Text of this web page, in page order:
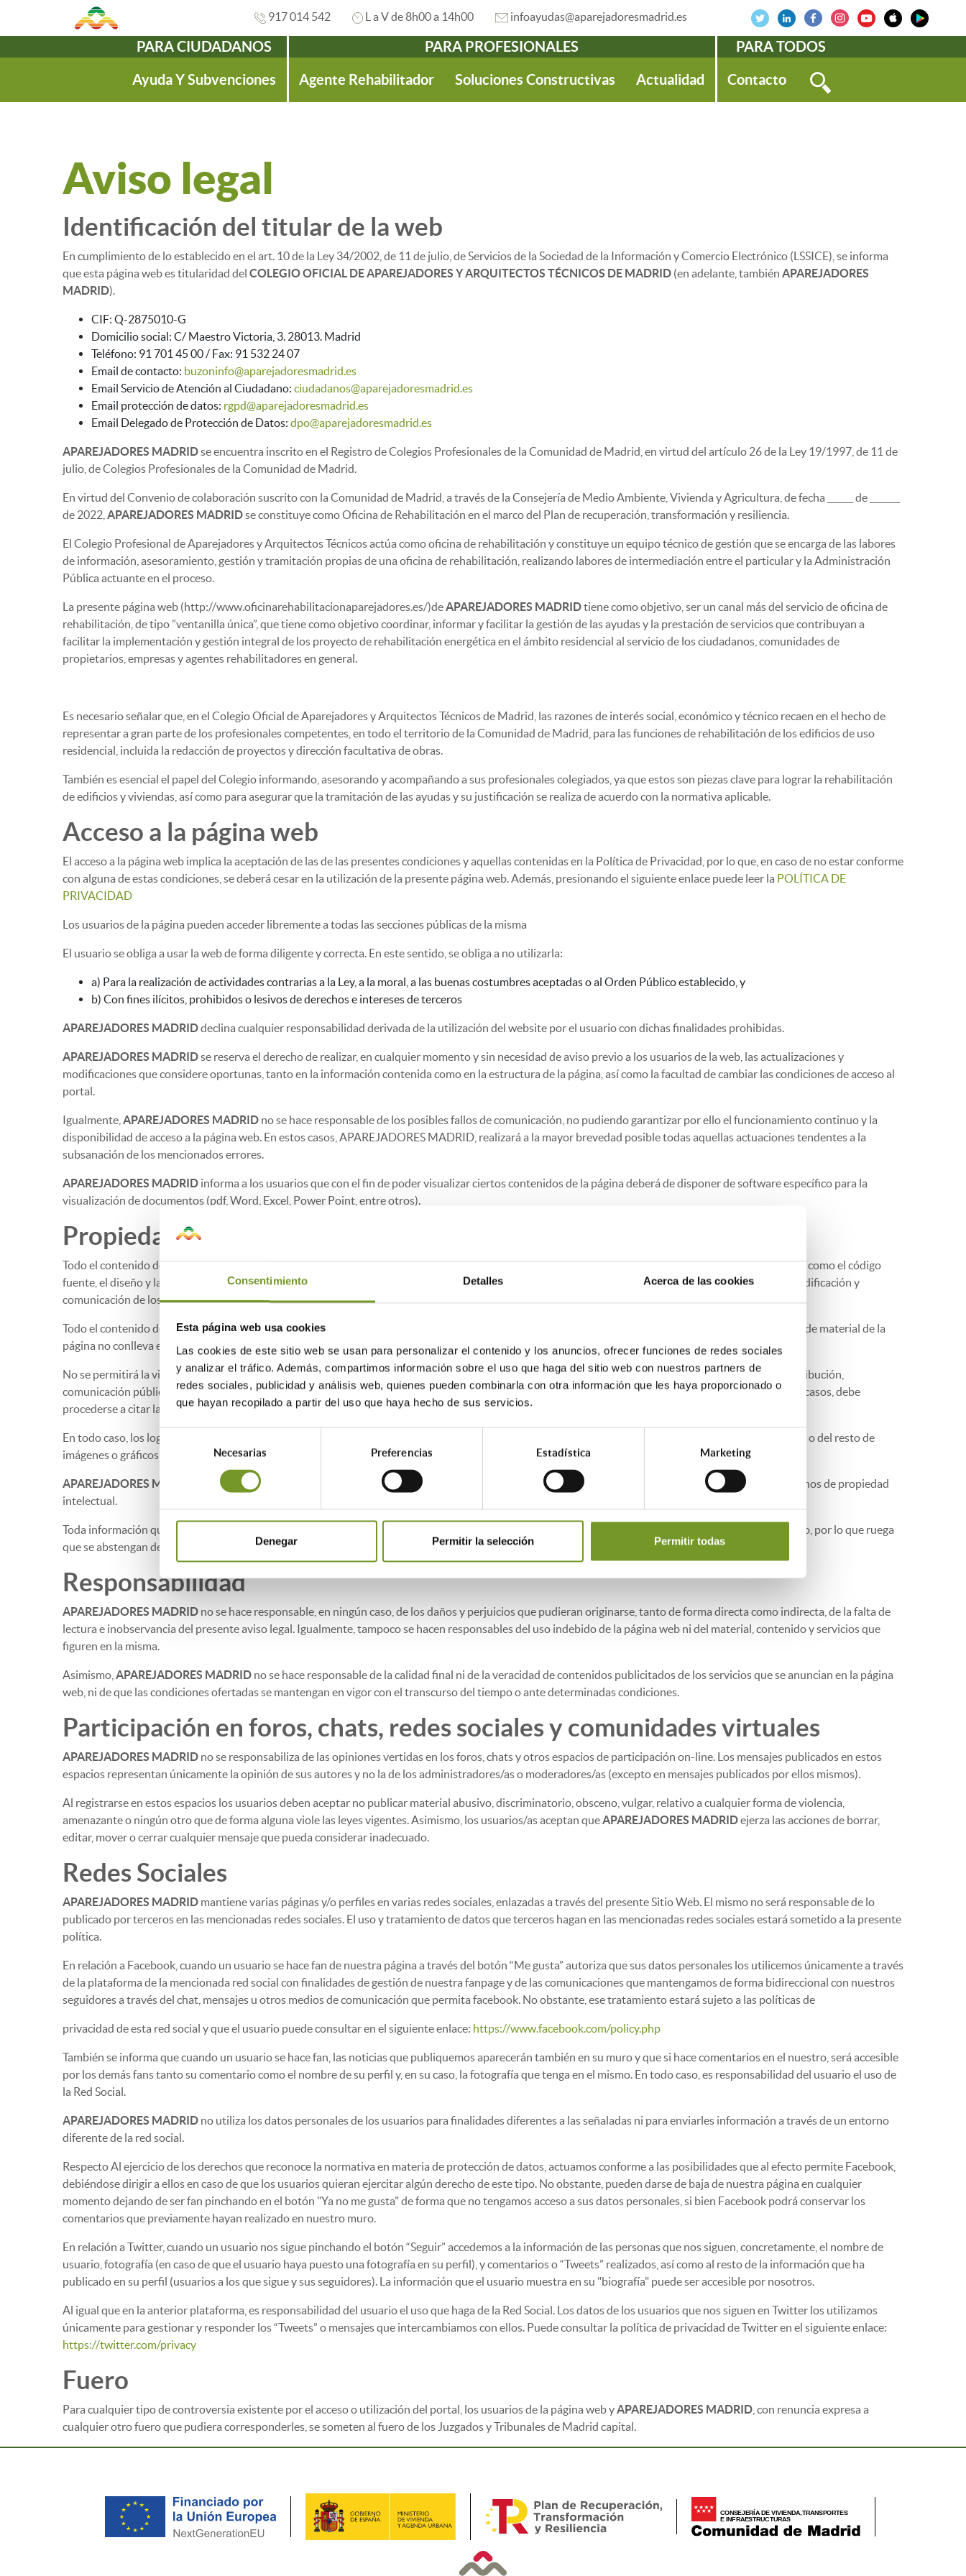
Consentimiento Detalles Acerca de las cookies
Esta página web usa cookies
Las cookies de este sitio web se usan para personalizar el contenido y los anuncios, ofrecer funciones de redes sociales
y analizar el tráfico. Además, compartimos información sobre el uso que haga del sitio web con nuestros partners de
redes sociales, publicidad y análisis web, quienes pueden combinarla con otra información que les haya proporcionado o
que hayan recopilado a partir del uso que haya hecho de sus servicios.
Selección
consentimiento
Necesarias Preferencias Estadística Marketing
Denegar Permitir la selección Permitir todas
917 014 542 L a V de 8h00 a 14h00 infoayudas@aparejadoresmadrid.es
Navegación
PARA CIUDADANOS
Ayuda Y Subvenciones
PARA PROFESIONALES
Agente Rehabilitador
Soluciones Constructivas Actualidad
PARA TODOS
Contacto
Aviso legal
Identificación del titular de la web
En cumplimiento de lo establecido en el art. 10 de la Ley 34/2002, de 11 de julio, de Servicios de la Sociedad de la Información y Comercio Electrónico (LSSICE), se informa
que esta página web es titularidad del COLEGIO OFICIAL DE APAREJADORES Y ARQUITECTOS TÉCNICOS DE MADRID (en adelante, también APAREJADORES
MADRID).
CIF: Q-2875010-G
Domicilio social: C/ Maestro Victoria, 3. 28013. Madrid
Teléfono: 91 701 45 00 / Fax: 91 532 24 07
Email de contacto: buzoninfo@aparejadoresmadrid.es
Email Servicio de Atención al Ciudadano: ciudadanos@aparejadoresmadrid.es
Email protección de datos: rgpd@aparejadoresmadrid.es
Email Delegado de Protección de Datos: dpo@aparejadoresmadrid.es
APAREJADORES MADRIDse encuentra inscrito en el Registro de Colegios Profesionales de la Comunidad de Madrid, en virtud del artículo 26 de la Ley 19/1997, de 11 de
julio, de Colegios Profesionales de la Comunidad de Madrid.
En virtud del Convenio de colaboración suscrito con la Comunidad de Madrid, a través de la Consejería de Medio Ambiente, Vivienda y Agricultura, de fecha ______ de _______
de 2022, APAREJADORES MADRIDse constituye como Oficina de Rehabilitación en el marco del Plan de recuperación, transformación y resiliencia.
El Colegio Profesional de Aparejadores y Arquitectos Técnicos actúa como oficina de rehabilitación y constituye un equipo técnico de gestión que se encarga de las labores
de información, asesoramiento, gestión y tramitación propias de una oficina de rehabilitación, realizando labores de intermediación entre el particular y la Administración
Pública actuante en el proceso.
La presente página web (http://www.oficinarehabilitacionaparejadores.es/)deAPAREJADORES MADRIDtiene como objetivo, ser un canal más del servicio de oficina de
rehabilitación, de tipo ”ventanilla única”, que tiene como objetivo coordinar, informar y facilitar la gestión de las ayudas y la prestación de servicios que contribuyan a
facilitar la implementación y gestión integral de los proyecto de rehabilitación energética en el ámbito residencial al servicio de los ciudadanos, comunidades de
propietarios, empresas y agentes rehabilitadores en general.
Es necesario señalar que, en el Colegio Oficial de Aparejadores y Arquitectos Técnicos de Madrid, las razones de interés social, económico y técnico recaen en el hecho de
representar a gran parte de los profesionales competentes, en todo el territorio de la Comunidad de Madrid, para las funciones de rehabilitación de los edificios de uso
residencial, incluida la redacción de proyectos y dirección facultativa de obras.
También es esencial el papel del Colegio informando, asesorando y acompañando a sus profesionales colegiados, ya que estos son piezas clave para lograr la rehabilitación
de edificios y viviendas, así como para asegurar que la tramitación de las ayudas y su justificación se realiza de acuerdo con la normativa aplicable.
Acceso a la página web
El acceso a la página web implica la aceptación de las de las presentes condiciones y aquellas contenidas en la Política de Privacidad, por lo que, en caso de no estar conforme
con alguna de estas condiciones, se deberá cesar en la utilización de la presente página web. Además, presionando el siguiente enlace puede leer la POLÍTICA DE
PRIVACIDAD
Los usuarios de la página pueden acceder libremente a todas las secciones públicas de la misma
El usuario se obliga a usar la web de forma diligente y correcta. En este sentido, se obliga a no utilizarla:
a) Para la realización de actividades contrarias a la Ley, a la moral, a las buenas costumbres aceptadas o al Orden Público establecido, y
b) Con fines ilícitos, prohibidos o lesivos de derechos e intereses de terceros
APAREJADORES MADRIDdeclina cualquier responsabilidad derivada de la utilización del website por el usuario con dichas finalidades prohibidas.
APAREJADORES MADRIDse reserva el derecho de realizar, en cualquier momento y sin necesidad de aviso previo a los usuarios de la web, las actualizaciones y
modificaciones que considere oportunas, tanto en la información contenida como en la estructura de la página, así como la facultad de cambiar las condiciones de acceso al
portal.
Igualmente, APAREJADORES MADRID no se hace responsable de los posibles fallos de comunicación, no pudiendo garantizar por ello el funcionamiento continuo y la
disponibilidad de acceso a la página web. En estos casos, APAREJADORES MADRID, realizará a la mayor brevedad posible todas aquellas actuaciones tendentes a la
subsanación de los mencionados errores.
APAREJADORES MADRID informa a los usuarios que con el fin de poder visualizar ciertos contenidos de la página deberá de disponer de software específico para la
visualización de documentos (pdf, Word, Excel, Power Point, entre otros).
Propiedad Intelectual
Todo el contenido de la presente página, incluyendo sus imágenes, gráficos, texto, y todo tipo de datos, son propiedad deAPAREJADORES MADRID, así como el código
fuente, el diseño y la estructura de la página.APAREJADORES MADRID
tiene en exclusiva el ejercicio de los derechos de reproducción, distribución, modificación y
comunicación de los mismos, así como todos los derechos de explotación en cualquiera de sus formas.
Todo el contenido de la página se encuentra protegido por la normativa en materia de propiedad intelectual e industrial, y la posible consulta o descarga de material de la
página no conlleva en ningún caso la cesión de ningún tipo de derecho sobre la propiedad intelectual o industrial del citado material o contenido.
No se permitirá la visualización, descarga e impresión de los contenidos de la página web si se realiza con fines publicitarios o comerciales, o para su distribución,
comunicación pública o modificación y, en general, en los casos en los que dichos actos sean incompatibles con los fines de esta página. En el resto de los casos, debe
procederse a citar la fuente.
En todo caso, los logos, gráficos, imágenes, iconos, etc. que formen parte de la página web, no se podrán utilizar por separado del texto al que acompañen o del resto de
imágenes o gráficos del que formen parte.
APAREJADORES MADRID
se reserva la posibilidad de ejercer las acciones legales que correspondan contra los usuarios que violen o infrinjan los derechos de propiedad
intelectual.
Toda información que los usuarios de la página web puedan facilitar como sugerencias, propuestas, etc., se consideran recibidas y cedidas a título gratuito, por lo que ruega
que se abstengan de enviar toda aquella información que no tenga el citado carácter.
Responsabilidad
APAREJADORES MADRID no se hace responsable, en ningún caso, de los daños y perjuicios que pudieran originarse, tanto de forma directa como indirecta, de la falta de
lectura e inobservancia del presente aviso legal. Igualmente, tampoco se hacen responsables del uso indebido de la página web ni del material, contenido y servicios que
figuren en la misma.
Asimismo, APAREJADORES MADRID no se hace responsable de la calidad final ni de la veracidad de contenidos publicitados de los servicios que se anuncian en la página
web, ni de que las condiciones ofertadas se mantengan en vigor con el transcurso del tiempo o ante determinadas condiciones.
Participación en foros, chats, redes sociales y comunidades virtuales
APAREJADORES MADRID no se responsabiliza de las opiniones vertidas en los foros, chats y otros espacios de participación on-line. Los mensajes publicados en estos
espacios representan únicamente la opinión de sus autores y no la de los administradores/as o moderadores/as (excepto en mensajes publicados por ellos mismos).
Al registrarse en estos espacios los usuarios deben aceptar no publicar material abusivo, discriminatorio, obsceno, vulgar, relativo a cualquier forma de violencia,
amenazante o ningún otro que de forma alguna viole las leyes vigentes. Asimismo, los usuarios/as aceptan queAPAREJADORES MADRIDejerza las acciones de borrar,
editar, mover o cerrar cualquier mensaje que pueda considerar inadecuado.
Redes Sociales
APAREJADORES MADRID mantiene varias páginas y/o perfiles en varias redes sociales, enlazadas a través del presente Sitio Web. El mismo no será responsable de lo
publicado por terceros en las mencionadas redes sociales. El uso y tratamiento de datos que terceros hagan en las mencionadas redes sociales estará sometido a la presente
política.
En relación a Facebook, cuando un usuario se hace fan de nuestra página a través del botón “Me gusta” autoriza que sus datos personales los utilicemos únicamente a través
de la plataforma de la mencionada red social con finalidades de gestión de nuestra fanpage y de las comunicaciones que mantengamos de forma bidireccional con nuestros
seguidores a través del chat, mensajes u otros medios de comunicación que permita facebook. No obstante, ese tratamiento estará sujeto a las políticas de
privacidad de esta red social y que el usuario puede consultar en el siguiente enlace: https://www.facebook.com/policy.php
También se informa que cuando un usuario se hace fan, las noticias que publiquemos aparecerán también en su muro y que si hace comentarios en el nuestro, será accesible
por los demás fans tanto su comentario como el nombre de su perfil y, en su caso, la fotografía que tenga en el mismo. En todo caso, es responsabilidad del usuario el uso de
la Red Social.
APAREJADORES MADRID no utiliza los datos personales de los usuarios para finalidades diferentes a las señaladas ni para enviarles información a través de un entorno
diferente de la red social.
Respecto Al ejercicio de los derechos que reconoce la normativa en materia de protección de datos, actuamos conforme a las posibilidades que al efecto permite Facebook,
debiéndose dirigir a ellos en caso de que los usuarios quieran ejercitar algún derecho de este tipo. No obstante, pueden darse de baja de nuestra página en cualquier
momento dejando de ser fan pinchando en el botón "Ya no me gusta" de forma que no tengamos acceso a sus datos personales, si bien Facebook podrá conservar los
comentarios que previamente hayan realizado en nuestro muro.
En relación a Twitter, cuando un usuario nos sigue pinchando el botón “Seguir” accedemos a la información de las personas que nos siguen, concretamente, el nombre de
usuario, fotografía (en caso de que el usuario haya puesto una fotografía en su perfil), y comentarios o “Tweets” realizados, así como al resto de la información que ha
publicado en su perfil (usuarios a los que sigue y sus seguidores). La información que el usuario muestra en su "biografía" puede ser accesible por nosotros.
Al igual que en la anterior plataforma, es responsabilidad del usuario el uso que haga de la Red Social. Los datos de los usuarios que nos siguen en Twitter los utilizamos
únicamente para gestionar y responder los “Tweets” o mensajes que intercambiamos con ellos. Puede consultar la política de privacidad de Twitter en el siguiente enlace:
https://twitter.com/privacy
Fuero
Para cualquier tipo de controversia existente por el acceso o utilización del portal, los usuarios de la página web yAPAREJADORES MADRID , con renuncia expresa a
cualquier otro fuero que pudiera corresponderles, se someten al fuero de los Juzgados y Tribunales de Madrid capital.